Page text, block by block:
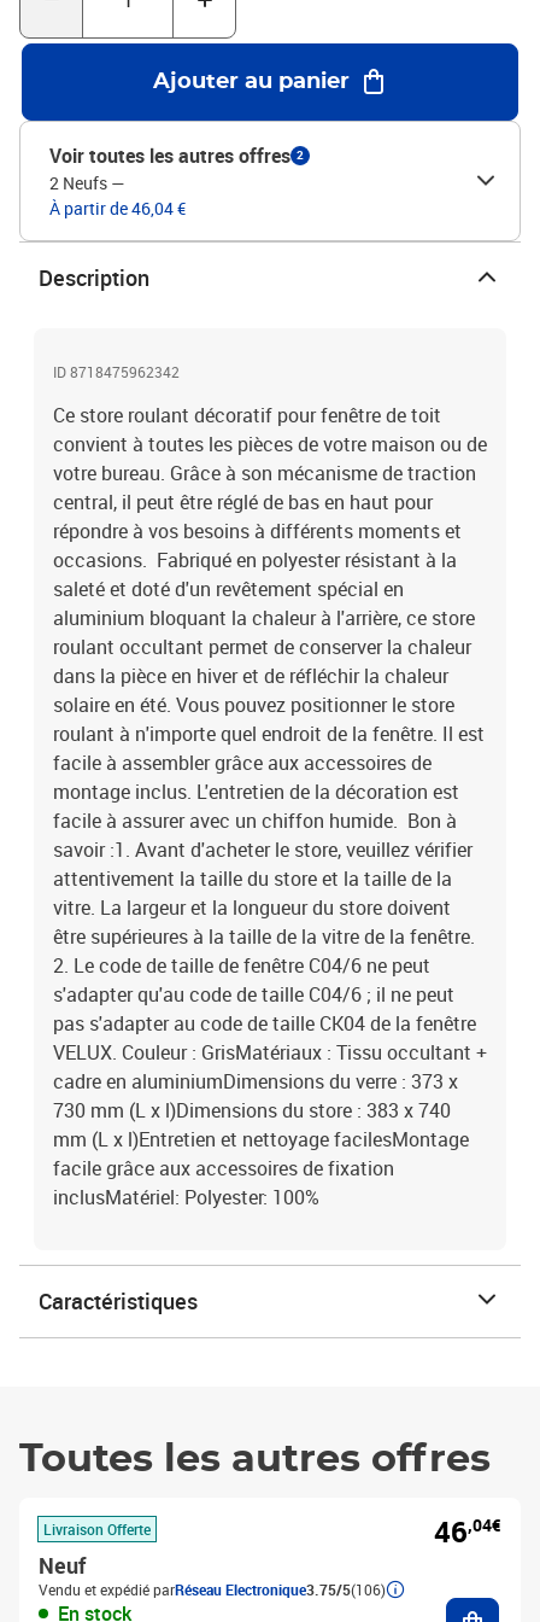
s'adapter qu'au code de taille C04/6 ; il ne peut pas s'adapter au
code de taille CK04 de la fenêtre VELUX. Couleur : GrisMatériaux :
Tissu occultant + cadre en aluminiumDimensions du verre : 373 x
730 mm (L x l)Dimensions du store : 383 x 740 mm (L x l)Entretien
et nettoyage facilesMontage facile grâce aux accessoires de
fixation inclusMatériel: Polyester: 100%
Ajouter au panier
Voir toutes les autres offres 2
2 Neufs —
À partir de 46,04 €
Description
ID 8718475962342
Ce store roulant décoratif pour fenêtre de toit
convient à toutes les pièces de votre maison ou de
votre bureau. Grâce à son mécanisme de traction
central, il peut être réglé de bas en haut pour
répondre à vos besoins à différents moments et
occasions. Fabriqué en polyester résistant à la
saleté et doté d'un revêtement spécial en
aluminium bloquant la chaleur à l'arrière, ce store
roulant occultant permet de conserver la chaleur
dans la pièce en hiver et de réfléchir la chaleur
solaire en été. Vous pouvez positionner le store
roulant à n'importe quel endroit de la fenêtre. Il est
facile à assembler grâce aux accessoires de
montage inclus. L'entretien de la décoration est
facile à assurer avec un chiffon humide. Bon à
savoir :1. Avant d'acheter le store, veuillez vérifier
attentivement la taille du store et la taille de la
vitre. La largeur et la longueur du store doivent
être supérieures à la taille de la vitre de la fenêtre.
2. Le code de taille de fenêtre C04/6 ne peut
s'adapter qu'au code de taille C04/6 ; il ne peut
pas s'adapter au code de taille CK04 de la fenêtre
VELUX. Couleur : GrisMatériaux : Tissu occultant +
cadre en aluminiumDimensions du verre : 373 x
730 mm (L x l)Dimensions du store : 383 x 740
mm (L x l)Entretien et nettoyage facilesMontage
facile grâce aux accessoires de fixation
inclusMatériel: Polyester: 100%
Caractéristiques
Toutes les autres offres
Livraison Offerte
Neuf
Vendu et expédié parRéseau Electronique3.75/5(106)
En stock
46,04€